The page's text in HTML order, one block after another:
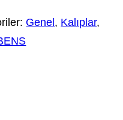
Genel , Kalıplar,